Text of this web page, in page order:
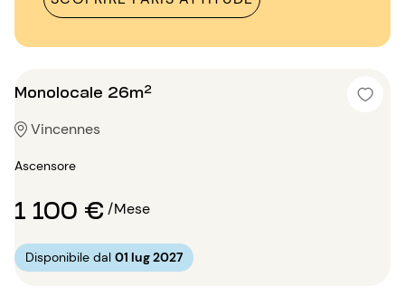
Monolocale 26m²
Vincennes
Ascensore
1 100 €/Mese
Disponibile dal 01 lug 2027